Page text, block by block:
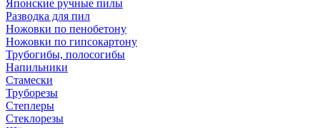
Японские ручные пилы
Разводка для пил
Ножовки по пенобетону
Ножовки по гипсокартону
Трубогибы, полосогибы
Напильники
Стамески
Труборезы
Степлеры
Стеклорезы